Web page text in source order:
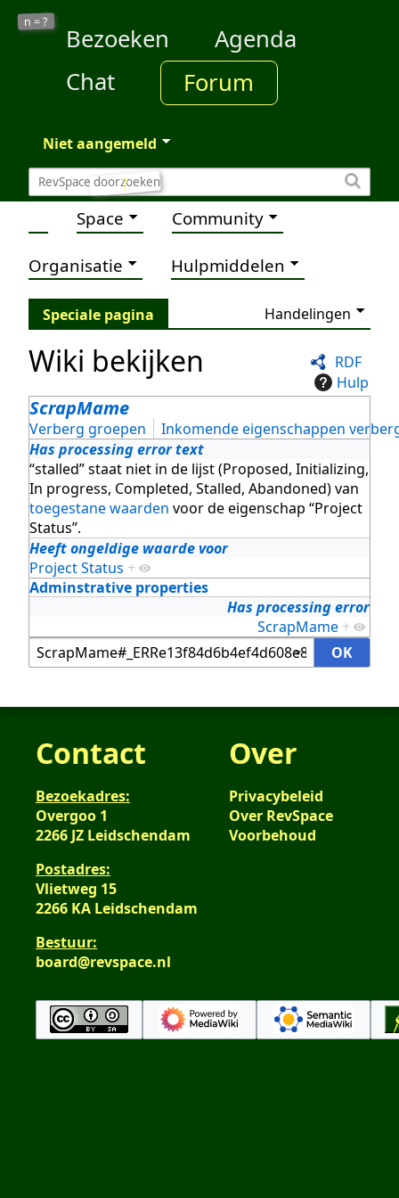
?
n =?
Bezoeken
Agenda
Chat
Forum
Niet aangemeld
Space Community
Organisatie Hulpmiddelen
Speciale pagina Handelingen
RDF
Hulp
Wiki bekijken
ScrapMame
Verberg groepen
Inkomende eigenschappen
Has processing error text
“stalled” staat niet in de lijst (Proposed, Initializing,
In progress, Completed, Stalled, Abandoned) van
toegestane waarden voor de eigenschap “Project
Status”.
Heeft ongeldige waarde voor
Project Status +
Adminstrative properties
Has processing error
ScrapMame +
Contact
Bezoekadres:
Overgoo 1
2266 JZ Leidschendam
Postadres:
Vlietweg 15
2266 KA Leidschendam
Bestuur:
board@revspace.nl
Over
Privacybeleid
Over RevSpace
Voorbehoud